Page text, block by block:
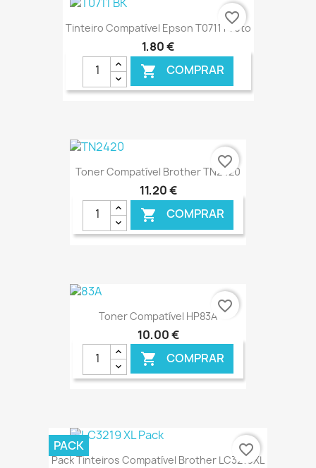
Tinteiro Compatível Epson T0711 Preto
1,80 €
 COMPRAR
€ ONLINE
favorite_border
Toner Compatível Brother TN2420
11,20 €
 COMPRAR
€ ONLINE
favorite_border
Toner Compatível HP83A
10,00 €
 COMPRAR
€ ONLINE
favorite_border
Pack Tinteiros Compatível Brother LC3219XL
PACK favorite_border